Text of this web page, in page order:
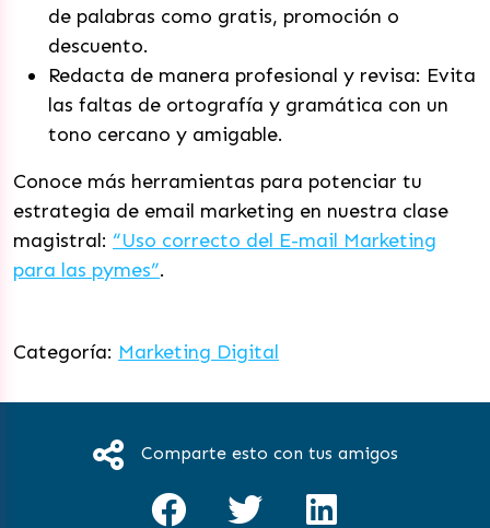
de palabras como gratis, promoción o
descuento.
Redacta de manera profesional y revisa: Evita
las faltas de ortografía y gramática con un
tono cercano y amigable.
Conoce más herramientas para potenciar tu
estrategia de email marketing en nuestra clase
magistral: “Uso correcto del E-mail Marketing
para las pymes”.
Categoría: Marketing Digital
Comparte esto con tus amigos